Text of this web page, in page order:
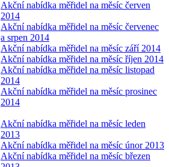
Akční nabídka měřidel na měsíc červen
2014
Akční nabídka měřidel na měsíc červenec
a srpen 2014
Akční nabídka měřidel na měsíc září 2014
Akční nabídka měřidel na měsíc říjen 2014
Akční nabídka měřidel na měsíc listopad
2014
Akční nabídka měřidel na měsíc prosinec
2014
Akční nabídka měřidel na měsíc leden
2013
Akční nabídka měřidel na měsíc únor 2013
Akční nabídka měřidel na měsíc březen